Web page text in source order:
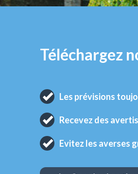
Téléchargez
Les prévisions
Recevez des
Evitez les averses